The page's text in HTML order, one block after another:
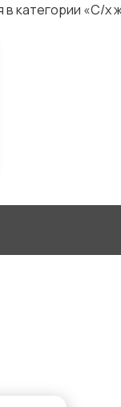
категории «С/х